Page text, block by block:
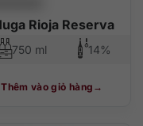
Rioja Reserva
750 ml 14%
Thêm vào giỏ hàng